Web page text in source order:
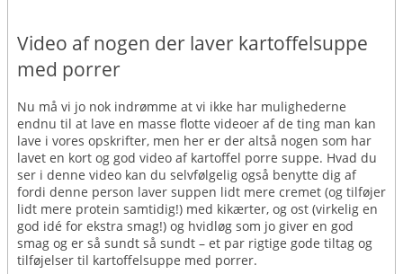
Video af nogen der laver kartoffelsuppe
med porrer
Nu må vi jo nok indrømme at vi ikke har mulighederne
endnu til at lave en masse flotte videoer af de ting man kan
lave i vores opskrifter, men her er der altså nogen som har
lavet en kort og god video af kartoffel porre suppe. Hvad du
ser i denne video kan du selvfølgelig også benytte dig af
fordi denne person laver suppen lidt mere cremet (og tilføjer
lidt mere protein samtidig!) med kikærter, og ost (virkelig en
god idé for ekstra smag!) og hvidløg som jo giver en god
smag og er så sundt så sundt – et par rigtige gode tiltag og
tilføjelser til kartoffelsuppe med porrer.